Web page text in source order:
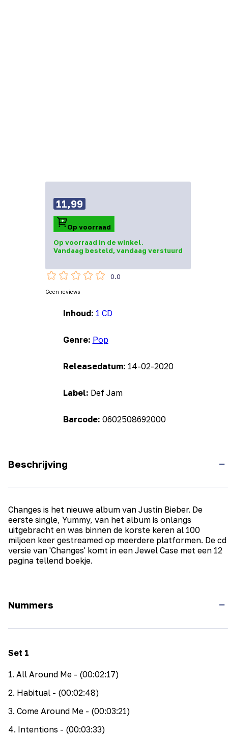
Inhoud: 1 CD
Genre: Pop
Releasedatum: 14-02-2020
Label: Def Jam
Barcode: 0602508692000
11,99
Op voorraad
Op voorraad in de winkel.
Vandaag besteld, vandaag verstuurd
0.0
Geen reviews
Beschrijving
Changes is het nieuwe album van Justin Bieber. De
eerste single, Yummy, van het album is onlangs
uitgebracht en was binnen de korste keren al 100
miljoen keer gestreamed op meerdere platformen. De cd
versie van 'Changes' komt in een Jewel Case met een 12
pagina tellend boekje.
Nummers
Set 1
1. All Around Me - (00:02:17)
2. Habitual - (00:02:48)
3. Come Around Me - (00:03:21)
4. Intentions - (00:03:33)